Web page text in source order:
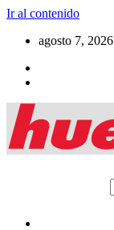
Ir al contenido
agosto 7, 2026